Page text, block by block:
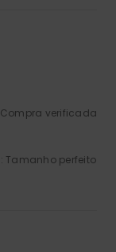
Compra verificada
: Tamanho perfeito